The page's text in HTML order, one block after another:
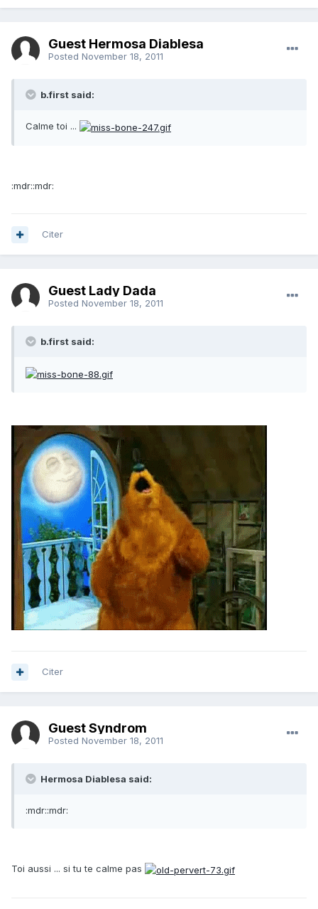
Guest Hermosa Diablesa
Posted November 18, 2011
b.first said:
Calme toi ...
:mdr::mdr:
Citer
Guest Lady Dada
Posted November 18, 2011
b.first said:
Citer
Guest Syndrom
Posted November 18, 2011
Hermosa Diablesa said:
:mdr::mdr:
Toi aussi ... si tu te calme pas